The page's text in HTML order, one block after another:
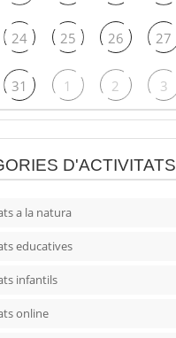
24 25 26 27
31 1 2 3
D'ACTIVITATS
a la natura
educatives
infantils
online